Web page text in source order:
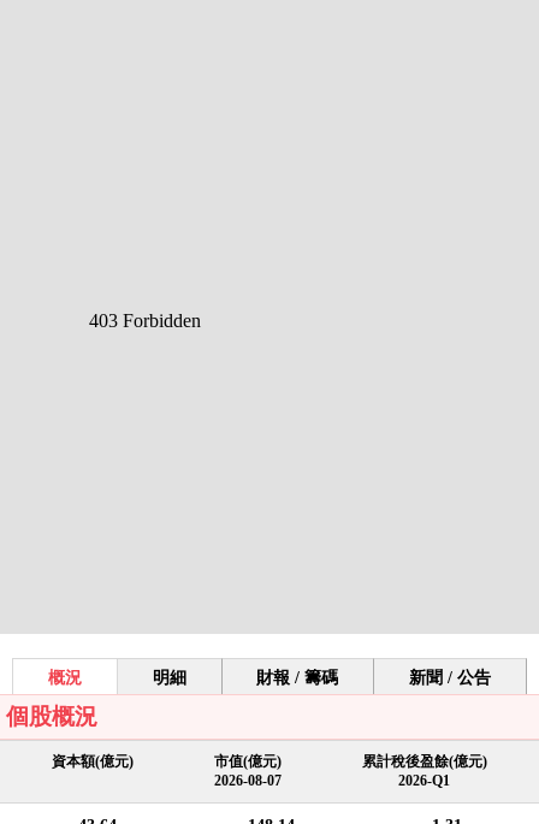
概況 明細 財報 / 籌碼 新聞 / 公告
個股概況
資本額(億元)
市值(億元)
2026-08-07
累計稅後盈餘(億元)
2026-Q1